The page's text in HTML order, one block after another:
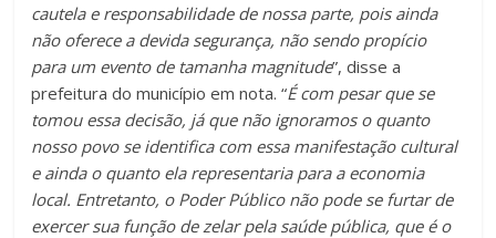
cautela e responsabilidade de nossa parte, pois ainda
não oferece a devida segurança, não sendo propício
para um evento de tamanha magnitude”, disse a
prefeitura do município em nota. “É com pesar que se
tomou essa decisão, já que não ignoramos o quanto
nosso povo se identifica com essa manifestação cultural
e ainda o quanto ela representaria para a economia
local. Entretanto, o Poder Público não pode se furtar de
exercer sua função de zelar pela saúde pública, que é o